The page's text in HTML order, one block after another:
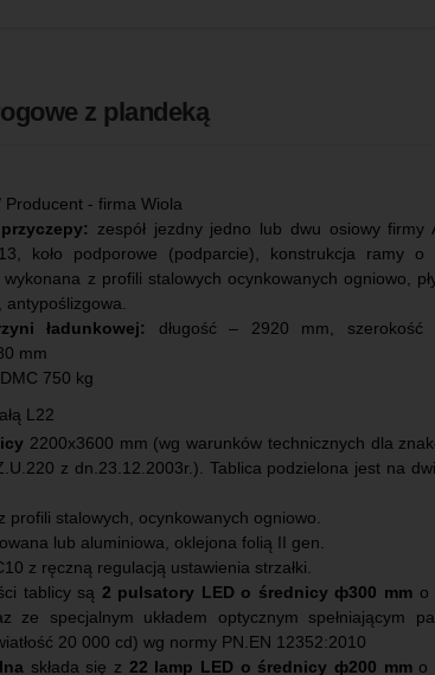
z plandeką
Producent - firma Wiola
zespół jezdny jedno lub dwu osiowy firmy
koło podporowe (podparcie), konstrukcja ramy o
wykonana z profili stalowych ocynkowanych ogniowo,
ładunkowej: długość – 2920 mm, szerokość
mm
DMC 750 kg
L22
2200x3600 mm (wg warunków technicznych dla
z dn.23.12.2003r.). Tablica podzielona jest na
z profili stalowych, ocynkowanych ogniowo.
lub aluminiowa, oklejona folią II gen.
z ręczną regulacją ustawienia strzałki.
tablicy są 2 pulsatory LED o średnicy ф300 mm o
ze specjalnym układem optycznym spełniającym
20 000 cd) wg normy PN.EN 12352:2010
składa się z 22 lamp LED o średnicy ф200 mmo